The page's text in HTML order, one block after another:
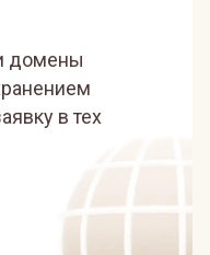
домены
в тех